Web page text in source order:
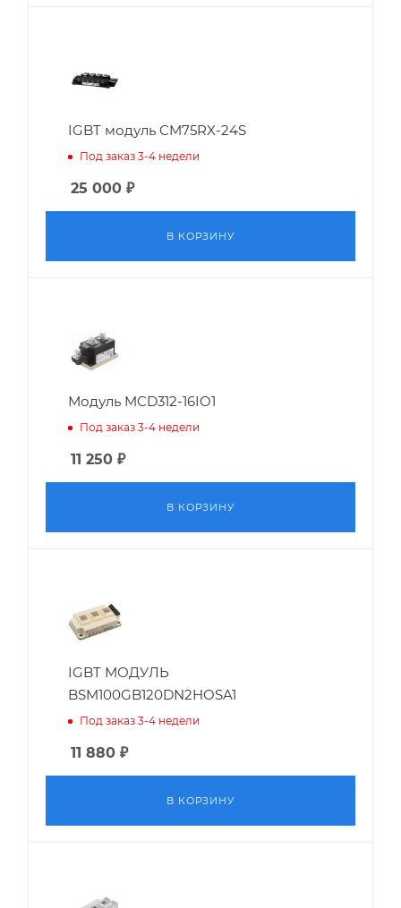
IGBT модуль CM75RX-24S
Под заказ 3-4 недели
25 000 ₽
В КОРЗИНУ
Модуль MCD312-16IO1
Под заказ 3-4 недели
11 250 ₽
В КОРЗИНУ
IGBT МОДУЛЬ
BSM100GB120DN2HOSA1
Под заказ 3-4 недели
11 880 ₽
В КОРЗИНУ